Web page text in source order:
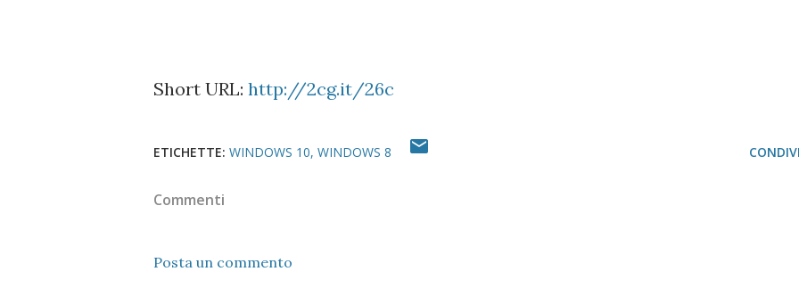
Short URL: http://2cg.it/26c
ETICHETTE: WINDOWS 10 WINDOWS 8
Commenti
Posta un commento